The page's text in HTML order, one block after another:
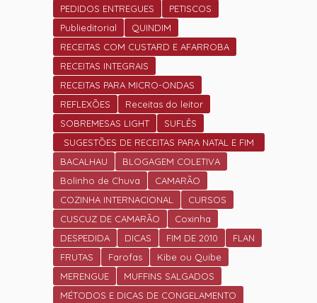
PEDIDOS ENTREGUES
PETISCOS
Publieditorial
QUINDIM
RECEITAS COM CUSTARD E AFARROBA
RECEITAS INTEGRAIS
RECEITAS PARA MICRO-ONDAS
REFLEXÕES
Receitas do leitor
SOBREMESAS LIGHT
SUFLÊS
SUGESTÕES DE RECEITAS PARA NATAL E FIM
DE ANO.
BACALHAU
BLOGAGEM COLETIVA
Bolinho de Chuva
CAMARÃO
COZINHA INTERNACIONAL
CURSOS
CUSCUZ DE CAMARÃO
Coxinha
DESPEDIDA
DICAS FIM DE 2010
FLAN
FRUTAS
Farofas
Kibe ou Quibe
MERENGUE
MUFFINS SALGADOS
MÉTODOS E DICAS DE CONGELAMENTO